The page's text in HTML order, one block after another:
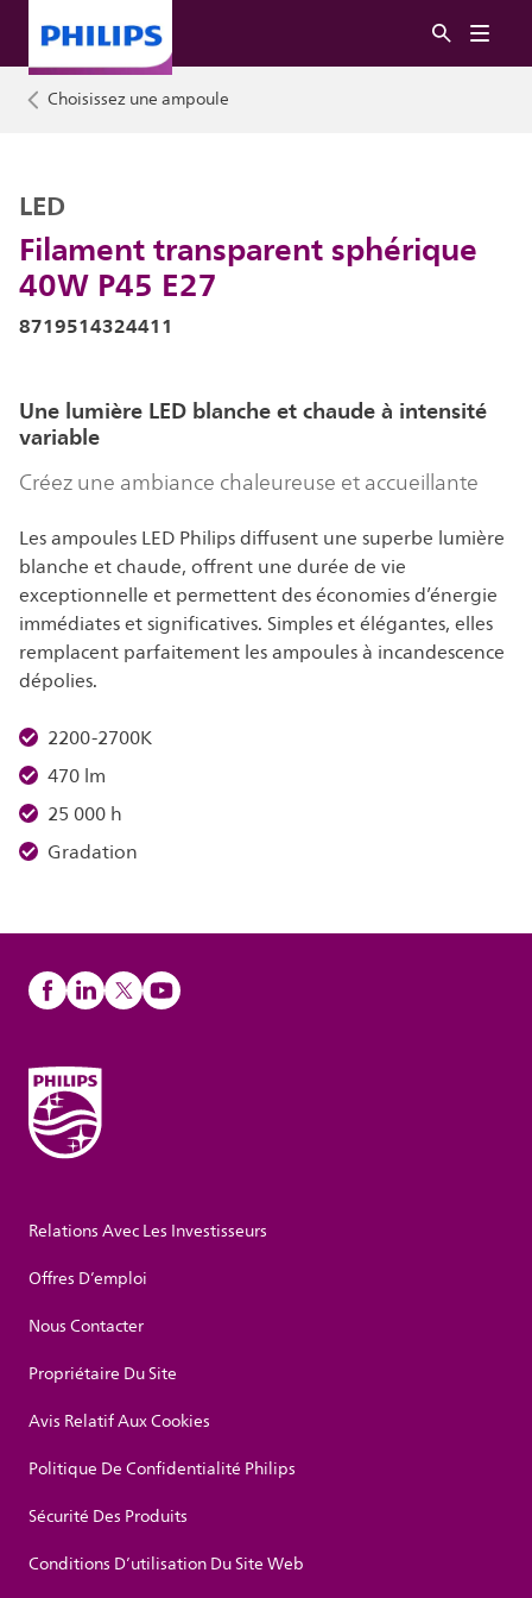
Choisissez une ampoule
Filament transparent sphérique
40W P45 E27
LED
8719514324411
Une lumière LED blanche et chaude à intensité
variable
Créez une ambiance chaleureuse et accueillante
Les ampoules LED Philips diffusent une superbe lumière
blanche et chaude, offrent une durée de vie
exceptionnelle et permettent des économies d’énergie
immédiates et significatives. Simples et élégantes, elles
remplacent parfaitement les ampoules à incandescence
dépolies.
2200-2700K
470 lm
25 000 h
Gradation
Relations Avec Les Investisseurs
Offres D’emploi
Nous Contacter
Propriétaire Du Site
Avis Relatif Aux Cookies
Politique De Confidentialité Philips
Sécurité Des Produits
Conditions D’utilisation Du Site Web